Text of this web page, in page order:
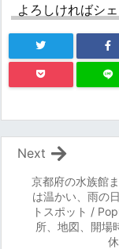
よろしければシ
京都府の水族館
は温かい、雨の
トスポット /
所、地図、開場
Next